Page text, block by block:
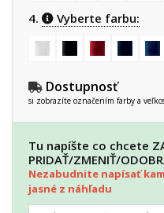
4. Vyberte farbu:
Dostupnosť
si zobrazíte označením farby a
Tu napíšte co chcete
PRIDAŤ/ZMENIŤ/
Nezabudnite napísať
jasné z náhľadu